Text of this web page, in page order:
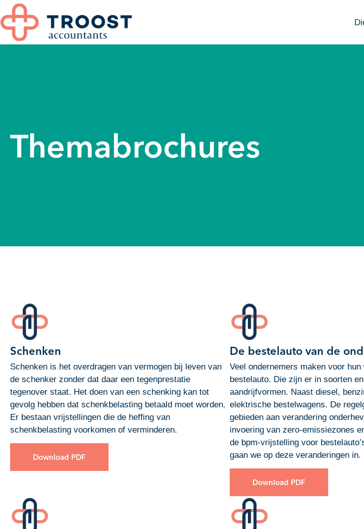
Themabrochures
Schenken
Schenken is het overdragen van vermogen bij leven van
de schenker zonder dat daar een tegenprestatie
tegenover staat. Het doen van een schenking kan tot
gevolg hebben dat schenkbelasting betaald moet worden.
Er bestaan vrijstellingen die de heffing van
schenkbelasting voorkomen of verminderen.
Download PDF
De bestelauto van de
Veel ondernemers maken voor
bestelauto. Die zijn er in soorten
aandrijfvormen. Naast diesel,
elektrische bestelwagens. De
gebieden aan verandering
invoering van zero-emissiezones
de bpm-vrijstelling voor
gaan we op deze veranderingen in.
Download PDF